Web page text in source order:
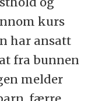
kurs
har ansatt
fra bunnen
melder